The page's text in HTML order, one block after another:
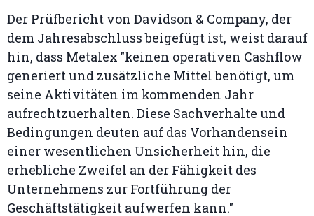
Der Prüfbericht von Davidson & Company, der
dem Jahresabschluss beigefügt ist, weist darauf
hin, dass Metalex "keinen operativen Cashflow
generiert und zusätzliche Mittel benötigt, um
seine Aktivitäten im kommenden Jahr
aufrechtzuerhalten. Diese Sachverhalte und
Bedingungen deuten auf das Vorhandensein
einer wesentlichen Unsicherheit hin, die
erhebliche Zweifel an der Fähigkeit des
Unternehmens zur Fortführung der
Geschäftstätigkeit aufwerfen kann."